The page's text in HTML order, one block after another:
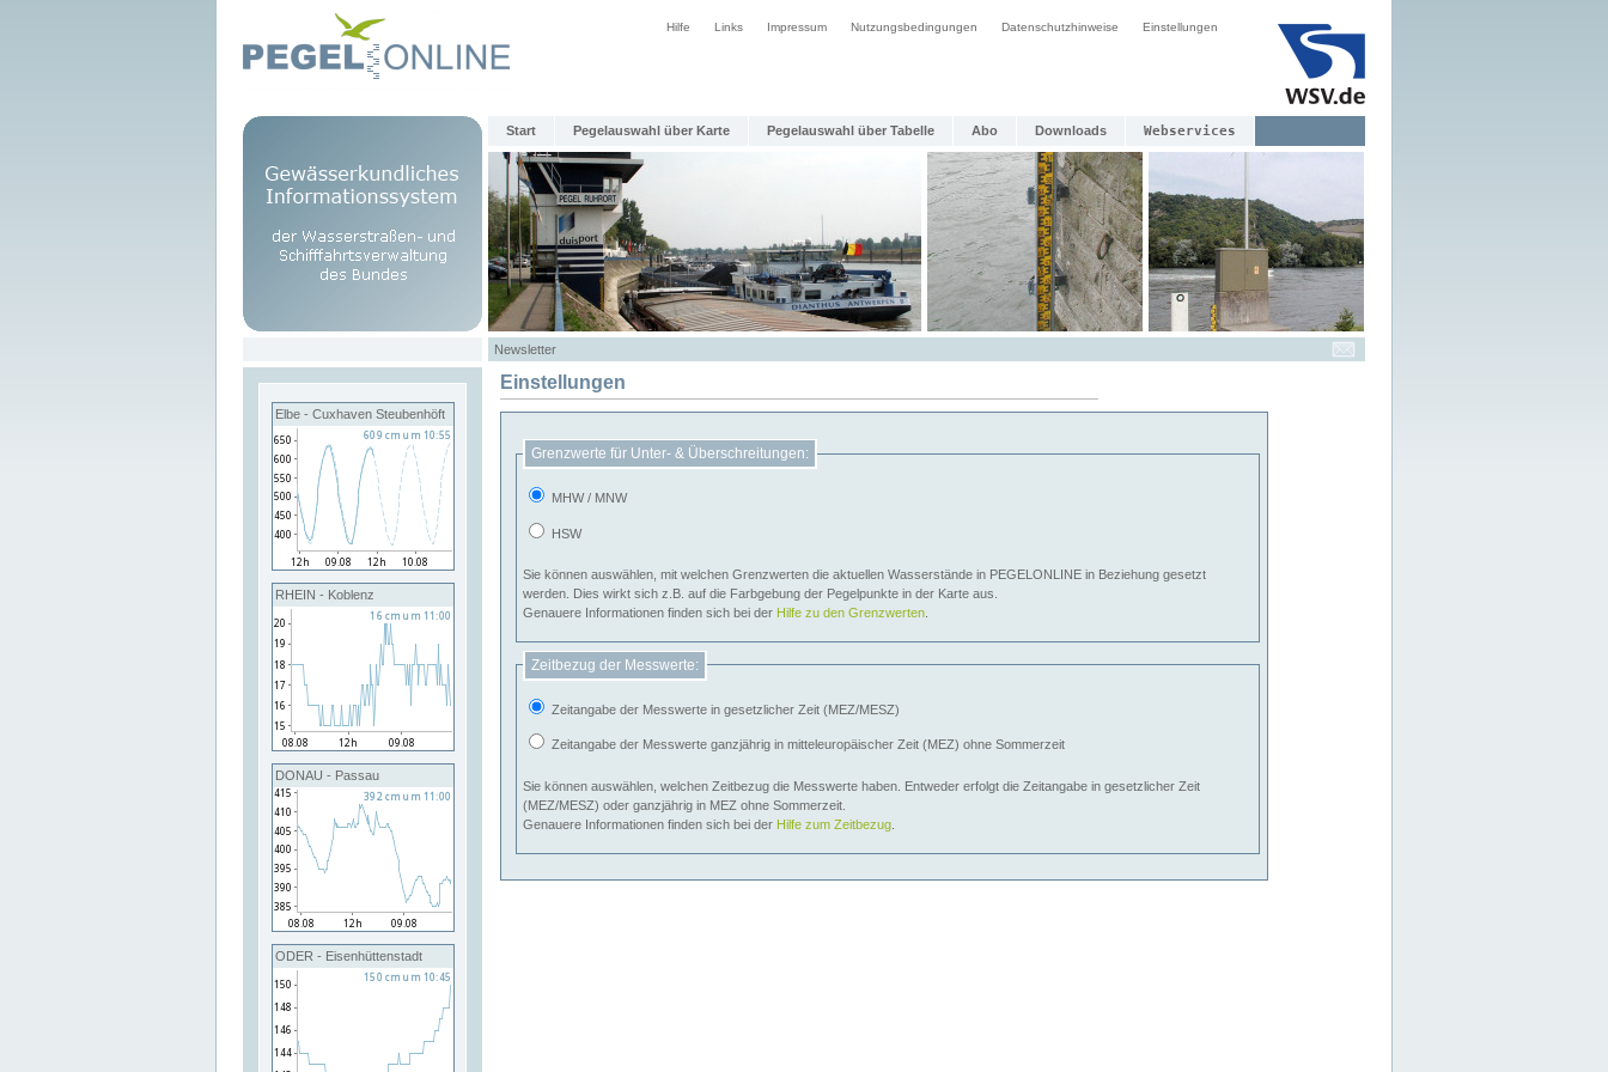
Hilfe Links Impressum Nutzungsbedingungen Datenschutzhinweise Einstellungen
Start Pegelauswahl über Karte Pegelauswahl über Tabelle Abo Downloads Webservices
Newsletter
Elbe - Cuxhaven Steubenhöft
RHEIN - Koblenz
DONAU - Passau
ODER - Eisenhüttenstadt
Einstellungen
Grenzwerte für Unter- & Überschreitungen:
MHW / MNW
HSW
Sie können auswählen, mit welchen Grenzwerten die aktuellen Wasserstände in PEGELONLINE in Beziehung gesetzt
werden. Dies wirkt sich z.B. auf die Farbgebung der Pegelpunkte in der Karte aus.
Genauere Informationen finden sich bei der Hilfe zu den Grenzwerten
Zeitbezug der Messwerte:
Zeitangabe der Messwerte in gesetzlicher Zeit (MEZ/MESZ)
Zeitangabe der Messwerte ganzjährig in mitteleuropäischer Zeit (MEZ) ohne Sommerzeit
Sie können auswählen, welchen Zeitbezug die Messwerte haben. Entweder erfolgt die Zeitangabe in gesetzlicher Zeit
(MEZ/MESZ) oder ganzjährig in MEZ ohne Sommerzeit.
Genauere Informationen finden sich bei der Hilfe zum Zeitbezug